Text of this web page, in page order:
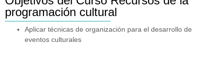
programación cultural
Aplicar técnicas de organización para el desarrollo de
eventos culturales